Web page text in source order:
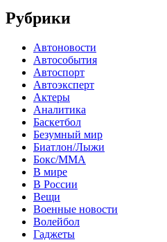
Рубрики
Автоновости
Автособытия
Автоспорт
Автоэксперт
Актеры
Аналитика
Баскетбол
Безумный мир
Биатлон/Лыжи
Бокс/MMA
В мире
В России
Вещи
Военные новости
Волейбол
Гаджеты